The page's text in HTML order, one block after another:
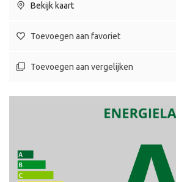
Bekijk kaart
Toevoegen aan favoriet
Toevoegen aan vergelijken